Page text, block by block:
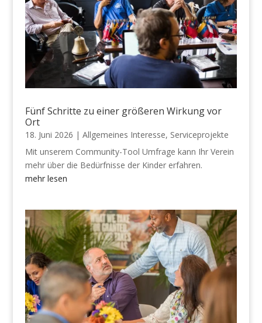
Fünf Schritte zu einer größeren Wirkung vor
Ort
18. Juni 2026 | Allgemeines Interesse, Serviceprojekte
Mit unserem Community-Tool Umfrage kann Ihr Verein
mehr über die Bedürfnisse der Kinder erfahren.
mehr lesen